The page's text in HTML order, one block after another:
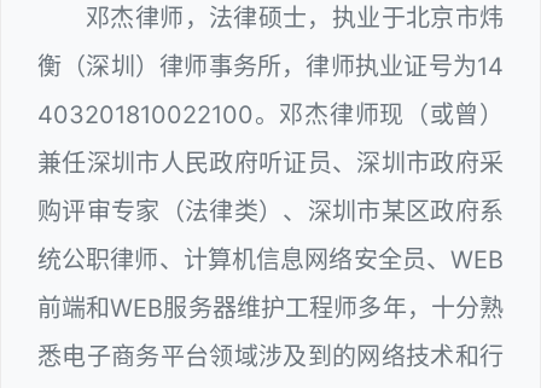
邓杰律师，法律硕士，执业于北京市炜
衡（深圳）律师事务所，律师执业证号为14
403201810022100。邓杰律师现（或曾）
兼任深圳市人民政府听证员、深圳市政府采
购评审专家（法律类）、深圳市某区政府系
统公职律师、计算机信息网络安全员、WEB
前端和WEB服务器维护工程师多年，十分熟
悉电子商务平台领域涉及到的网络技术和行